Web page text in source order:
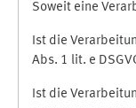
Soweit eine
Ist die
Abs. 1 lit. e
Ist die